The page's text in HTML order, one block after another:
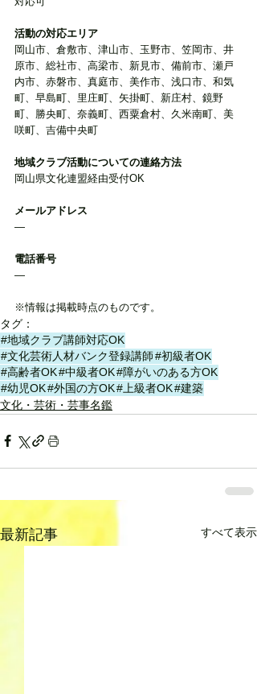
活動の対応エリア
岡山市、倉敷市、津山市、玉野市、笠岡市、井
原市、総社市、高梁市、新見市、備前市、瀬戸
内市、赤磐市、真庭市、美作市、浅口市、和気
町、早島町、里庄町、矢掛町、新庄村、鏡野
町、勝央町、奈義町、西粟倉村、久米南町、美
咲町、吉備中央町
地域クラブ活動についての連絡方法
岡山県文化連盟経由受付OK
メールアドレス
―
電話番号
―
※情報は掲載時点のものです。
タグ：
#地域クラブ講師対応OK
#文化芸術人材バンク登録講師#初級者OK
#高齢者OK#中級者OK#障がいのある方OK
#幼児OK#外国の方OK#上級者OK#建築
文化・芸術・芸事名鑑
最新記事 すべて表示